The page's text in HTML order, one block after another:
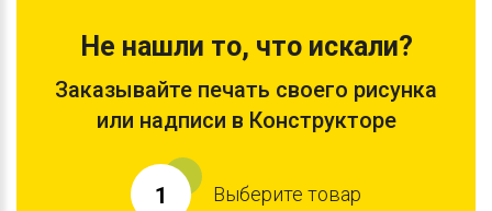
Не нашли то, что искали?
Заказывайте печать своего рисунка
или надписи в Конструкторе
1 Выберите товар